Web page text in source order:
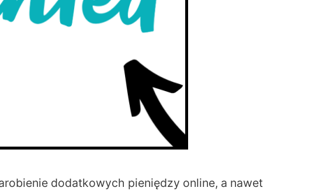
dodatkowych pieniędzy online, a nawet